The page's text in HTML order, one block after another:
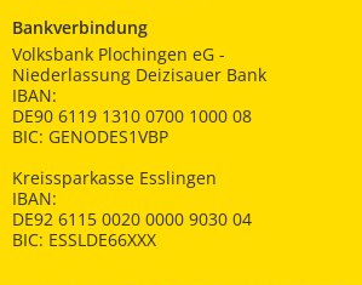
Bankverbindung
Volksbank Plochingen eG -
Niederlassung Deizisauer Bank
IBAN:
DE90 6119 1310 0700 1000 08
BIC: GENODES1VBP
Kreissparkasse Esslingen
IBAN:
DE92 6115 0020 0000 9030 04
BIC: ESSLDE66XXX